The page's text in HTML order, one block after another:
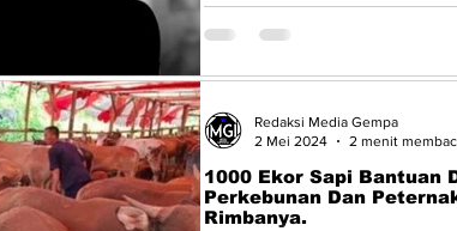
Karaeng Tinggi desak Kepala Kejaksaan
1000 Ekor Sapi Bantuan
Perkebunan Dan Peternakan Kab Gowa Tidak Ada
Rimbanya.
Redaksi Media Gempa
2 Mei 2024
2 menit